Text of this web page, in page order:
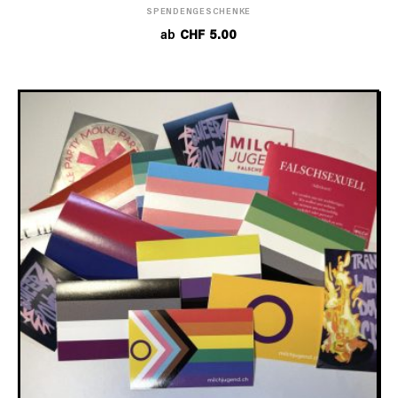
SPENDENGESCHENKE
ab CHF5.00